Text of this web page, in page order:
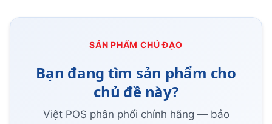
SẢN PHẨM CHỦ ĐẠO
Bạn đang tìm sản phẩm cho
chủ đề này?
Việt POS phân phối chính hãng — bảo